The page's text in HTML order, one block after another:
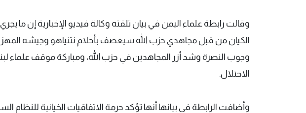
وقالت رابطة علماء اليمن في بيان تلقته وكالة فيديو الإخبارية إن ما
الكيان من قبل مجاهدي حزب الله سيعصف بأحلام نتنياهو وجيشه
وجوب النصرة وشد أزر المجاهدين في حزب الله، ومباركة موقف علماء
الاحتلال.
وأضافت الرابطة في بيانها أنها تؤكد حرمة الاتفاقيات الخيانية للنظام